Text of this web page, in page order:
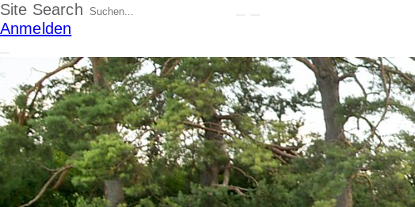
Site Search
Anmelden